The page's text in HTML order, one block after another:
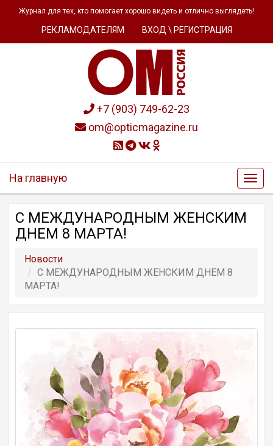
Журнал для тех, кто помогает хорошо видеть и отлично выглядеть!
РЕКЛАМОДАТЕЛЯМ ВХОД \ РЕГИСТРАЦИЯ
+7 (903) 749-62-23
om@opticmagazine.ru
На главную
С МЕЖДУНАРОДНЫМ ЖЕНСКИМ
ДНЕМ 8 МАРТА!
Новости
С МЕЖДУНАРОДНЫМ ЖЕНСКИМ ДНЕМ 8
МАРТА!